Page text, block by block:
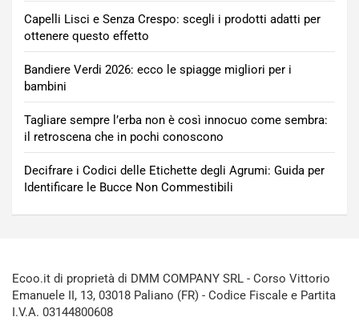
Capelli Lisci e Senza Crespo: scegli i prodotti adatti per
ottenere questo effetto
Bandiere Verdi 2026: ecco le spiagge migliori per i
bambini
Tagliare sempre l’erba non è così innocuo come sembra:
il retroscena che in pochi conoscono
Decifrare i Codici delle Etichette degli Agrumi: Guida per
Identificare le Bucce Non Commestibili
Ecoo.it di proprietà di DMM COMPANY SRL - Corso Vittorio
Emanuele II, 13, 03018 Paliano (FR) - Codice Fiscale e Partita
I.V.A. 03144800608